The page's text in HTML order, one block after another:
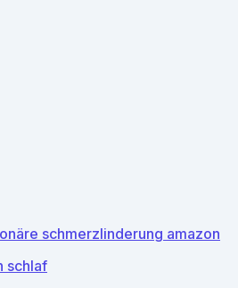
schmerzlinderung amazon
schlaf